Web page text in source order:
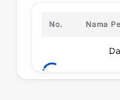
No. Nama